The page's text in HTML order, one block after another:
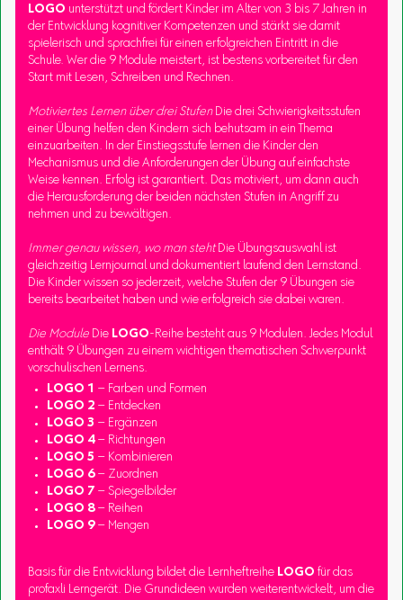
LOGO unterstützt und fördert Kinder im Alter von 3 bis 7 Jahren in
der Entwicklung kognitiver Kompetenzen und stärkt sie damit
spielerisch und sprachfrei für einen erfolgreichen Eintritt in die
Schule. Wer die 9 Module meistert, ist bestens vorbereitet für den
Start mit Lesen, Schreiben und Rechnen.
Motiviertes Lernen über drei StufenDie drei Schwierigkeitsstufen
einer Übung helfen den Kindern sich behutsam in ein Thema
einzuarbeiten. In der Einstiegsstufe lernen die Kinder den
Mechanismus und die Anforderungen der Übung auf einfachste
Weise kennen. Erfolg ist garantiert. Das motiviert, um dann auch
die Herausforderung der beiden nächsten Stufen in Angriff zu
nehmen und zu bewältigen.
Immer genau wissen, wo man stehtDie Übungsauswahl ist
gleichzeitig Lernjournal und dokumentiert laufend den Lernstand.
Die Kinder wissen so jederzeit, welche Stufen der 9 Übungen sie
bereits bearbeitet haben und wie erfolgreich sie dabei waren.
Die Module Die LOGO-Reihe besteht aus 9 Modulen. Jedes Modul
enthält 9 Übungen zu einem wichtigen thematischen Schwerpunkt
vorschulischen Lernens.
LOGO 1 – Farben und Formen
LOGO 2 – Entdecken
LOGO 3 – Ergänzen
LOGO 4– Richtungen
LOGO 5 – Kombinieren
LOGO 6– Zuordnen
LOGO 7 – Spiegelbilder
LOGO 8– Reihen
LOGO 9– Mengen
Basis für die Entwicklung bildet die Lernheftreihe LOGO für das
profaxli Lerngerät. Die Grundideen wurden weiterentwickelt, um die